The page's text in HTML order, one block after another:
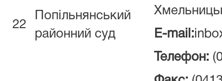
22
Попільнянський
районний суд
E-mail:
Телефон: